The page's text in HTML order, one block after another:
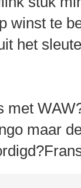
winst te
het
met
maar